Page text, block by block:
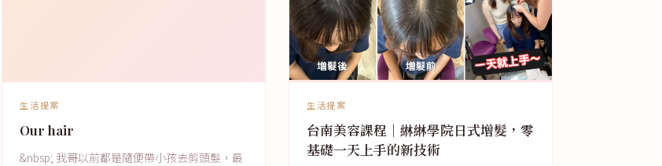
生活提案
Our hair
&nbsp; 我哥以前都是隨便帶小孩去剪頭髮，最
生活提案
台南美容課程｜綝綝學院日式增髮，零
基礎一天上手的新技術